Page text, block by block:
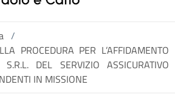
/
PROCEDURA PER L’AFFIDAMENTO
DEL SERVIZIO ASSICURATIVO
IN MISSIONE